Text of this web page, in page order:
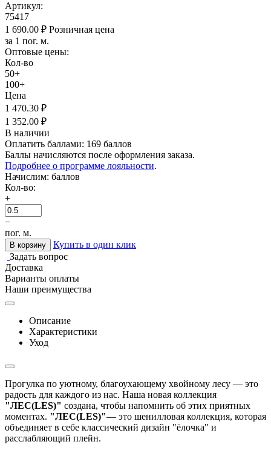
Артикул:
75417
1 690.00 ₽ Розничная цена
за 1 пог. м.
Оптовые цены:
Кол-во
50+
100+
Цена
1 470.30 ₽
1 352.00 ₽
В наличии
Оплатить баллами: 169 баллов
Баллы начисляются после оформления заказа.
Подробнее о программе лояльности.
Начислим: баллов
Кол-во:
+
−
пог. м.
В корзину
Купить в один клик
Задать вопрос
Доставка
Варианты оплаты
Наши преимущества
Описание
Характеристики
Уход
Прогулка по уютному, благоухающему хвойному лесу — это
радость для каждого из нас. Наша новая коллекция
"ЛЕС(LES)" создана, чтобы напомнить об этих приятных
моментах. "ЛЕС(LES)"— это шенилловая коллекция, которая
объединяет в себе классический дизайн "ёлочка" и
расслабляющий плейн.